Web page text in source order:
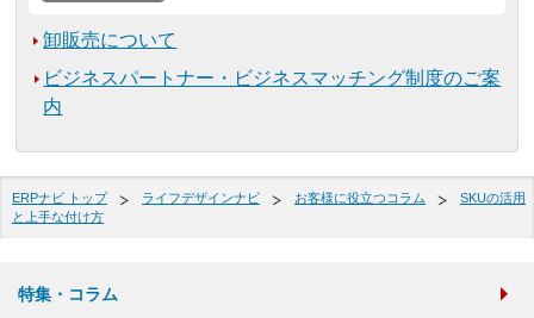
卸販売について
ビジネスパートナー・ビジネスマッチング制度のご案
内
ERPナビ トップ ライフデザインナビ お客様に役立つコラム
SKUの活用
と上手な付け方
特集・コラム